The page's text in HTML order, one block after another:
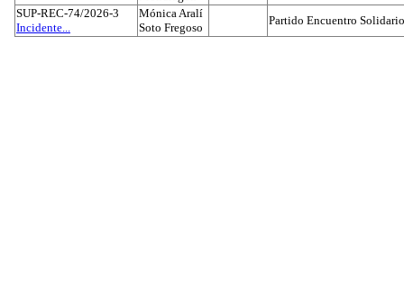
SUP-REC-74/2026-3
Incidente...
Mónica Aralí
Soto Fregoso
Partido Encuentro